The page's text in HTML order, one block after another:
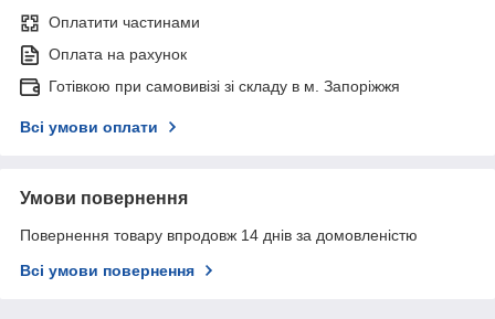
Оплатити частинами
Оплата на рахунок
Готівкою при самовивізі зі складу в м. Запоріжжя
Всі умови оплати
Умови повернення
Повернення товару впродовж 14 днів за домовленістю
Всі умови повернення